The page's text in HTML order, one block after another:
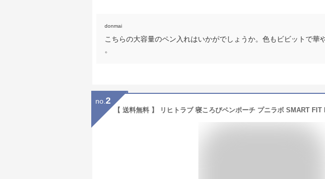
donmai
こちらの大容量のペン入れはいかがでしょうか。色もビビットで華
。
no. 2